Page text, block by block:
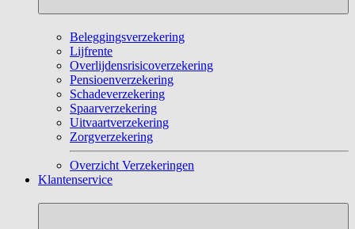
Beleggingsverzekering
Lijfrente
Overlijdensrisicoverzekering
Pensioenverzekering
Schadeverzekering
Spaarverzekering
Uitvaartverzekering
Zorgverzekering
Overzicht Verzekeringen
Klantenservice